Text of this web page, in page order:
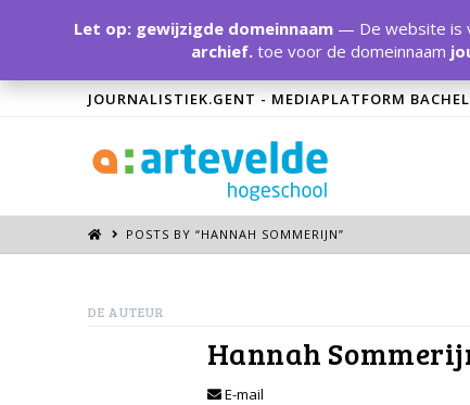
JOURNALISTIEK.GENT - MEDIAPLATFORM
POSTS BY “HANNAH SOMMERIJN”
DE AUTEUR
Hannah
E-mail
Let op: gewijzigde domeinnaam— De website is
archief.toe voor de domeinnaam